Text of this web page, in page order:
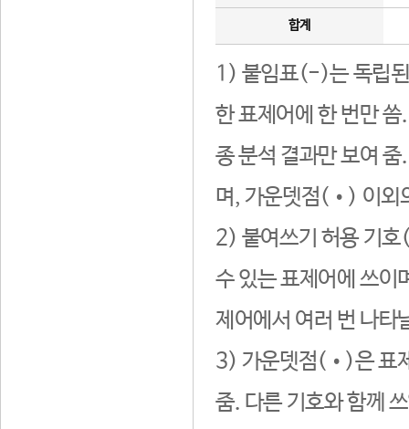
합계
1) 붙임표(-)는 독립된
한 표제어에 한 번만
종 분석 결과만 보여
며, 가운뎃점(•) 이외
2) 붙여쓰기 허용 기호
수 있는 표제어에 쓰이
제어에서 여러 번 나타
3) 가운뎃점(•)은 표
줌. 다른 기호와 함께